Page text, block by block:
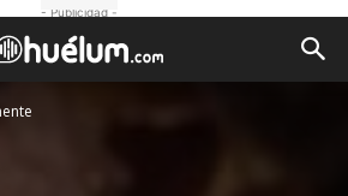
- Publicidad -